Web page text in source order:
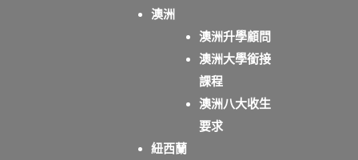
澳洲
澳洲升學顧問
澳洲大學銜接
課程
澳洲八大收生
要求
紐西蘭